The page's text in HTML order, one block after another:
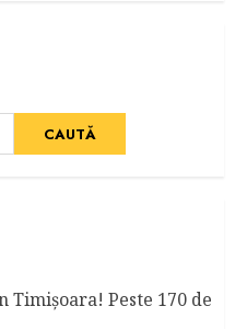
CAUTĂ
Timişoara! Peste 170 de